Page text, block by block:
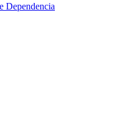
Dependencia